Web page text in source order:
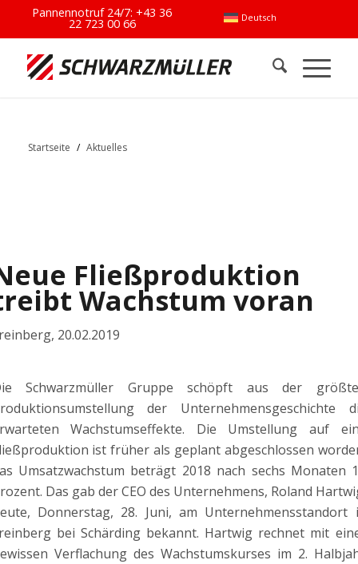
Deutsch
Pannennotruf 24/7:+43 36
22 723 00 66
Startseite / Aktuelles
Fließproduktion
Wachstum voran
, 20.02.2019
Schwarzmüller Gruppe schöpft aus der
der Unternehmensgeschichte
Wachstumseffekte. Die Umstellung auf
ist früher als geplant abgeschlossen
Umsatzwachstum beträgt 2018 nach sechs Monaten
Das gab der CEO des Unternehmens, Roland
Donnerstag, 28. Juni, am Unternehmensstandort
bei Schärding bekannt. Hartwig rechnet mit
Verflachung des Wachstumskurses im 2.